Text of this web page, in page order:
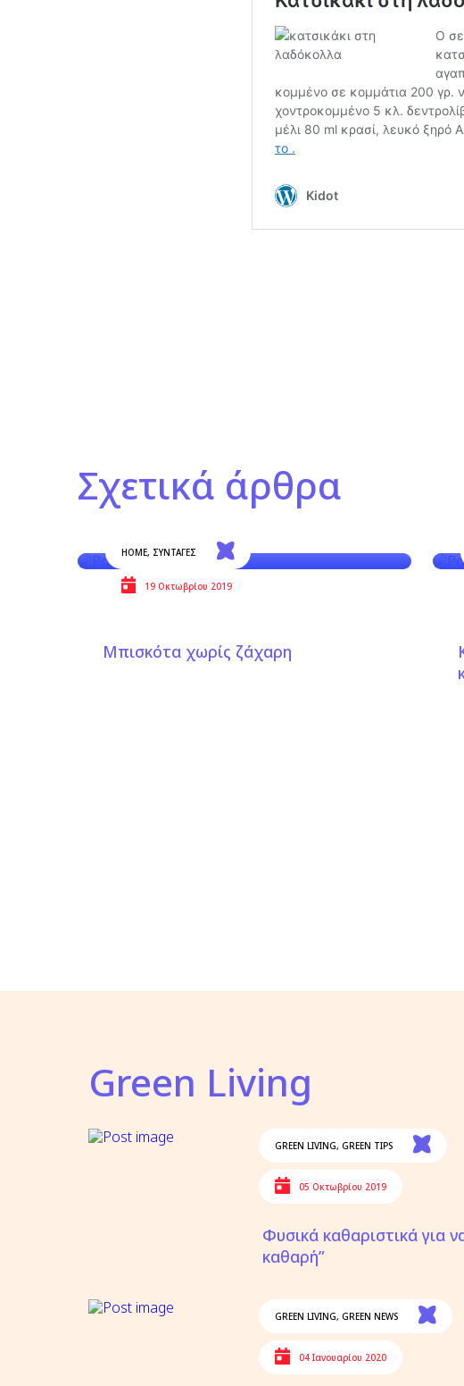
Σχετικά άρθρα
HOME, ΣΥΝΤΑΓΕΣ
19 Οκτωβρίου 2019
Μπισκότα χωρίς ζάχαρη
Green Living
GREEN LIVING, GREEN TIPS
05 Οκτωβρίου 2019
Φυσικά καθαριστικά για
καθαρή”
GREEN LIVING, GREEN NEWS
04 Ιανουαρίου 2020